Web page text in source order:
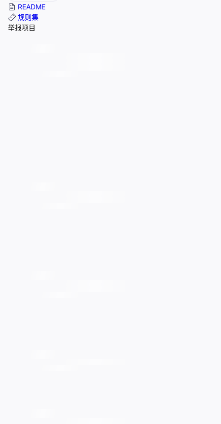
README
规则集
举报项目